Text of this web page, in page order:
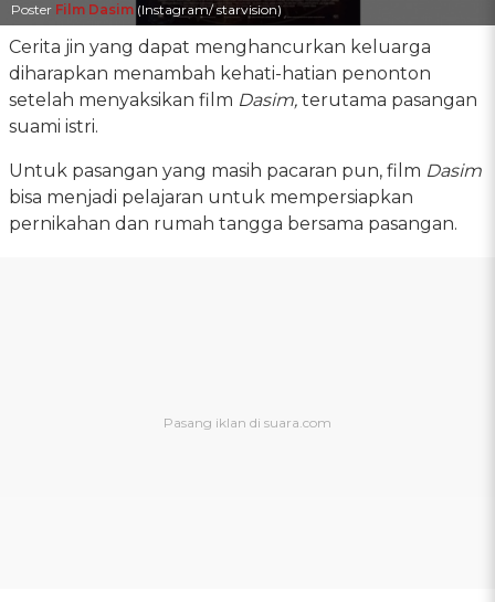
Poster Film Dasim (Instagram/ starvision)
Cerita jin yang dapat menghancurkan keluarga
diharapkan menambah kehati-hatian penonton
setelah menyaksikan film Dasim, terutama pasangan
suami istri.
Untuk pasangan yang masih pacaran pun, film Dasim
bisa menjadi pelajaran untuk mempersiapkan
pernikahan dan rumah tangga bersama pasangan.